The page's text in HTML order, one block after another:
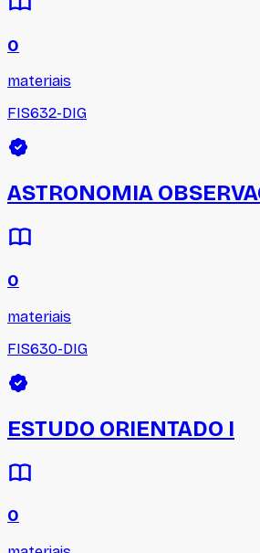
0
materiais
FIS632-DIG
ASTRONOMIA
0
materiais
FIS630-DIG
ESTUDO ORIENTADO I
0